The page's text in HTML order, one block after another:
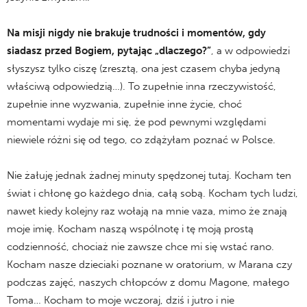
Na misji nigdy nie brakuje trudności i momentów, gdy
siadasz przed Bogiem, pytając „dlaczego?”, a w odpowiedzi
słyszysz tylko ciszę (zresztą, ona jest czasem chyba jedyną
właściwą odpowiedzią…). To zupełnie inna rzeczywistość,
zupełnie inne wyzwania, zupełnie inne życie, choć
momentami wydaje mi się, że pod pewnymi względami
niewiele różni się od tego, co zdążyłam poznać w Polsce.
Nie żałuję jednak żadnej minuty spędzonej tutaj. Kocham ten
świat i chłonę go każdego dnia, całą sobą. Kocham tych ludzi,
nawet kiedy kolejny raz wołają na mnie vaza, mimo że znają
moje imię. Kocham naszą wspólnotę i tę moją prostą
codzienność, chociaż nie zawsze chce mi się wstać rano.
Kocham nasze dzieciaki poznane w oratorium, w Marana czy
podczas zajęć, naszych chłopców z domu Magone, małego
Toma… Kocham to moje wczoraj, dziś i jutro i nie